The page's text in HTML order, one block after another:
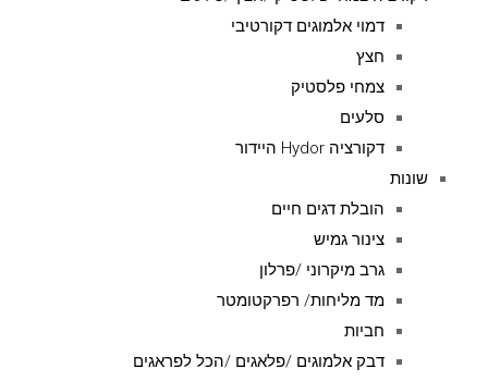
דמוי אלמוגים דקורטיבי
חצץ
צמחי פלסטיק
סלעים
דקורציה Hydor היידור
שונות
הובלת דגים חיים
צינור גמיש
גרב מיקרוני /פרלון
מד מליחות/ רפרקטומטר
חביות
דבק אלמוגים /פלאגים /הכל לפראגים